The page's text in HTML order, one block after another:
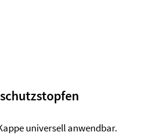
universell anwendbar.